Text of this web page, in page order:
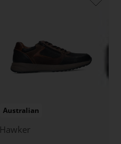
Australian
Hawker